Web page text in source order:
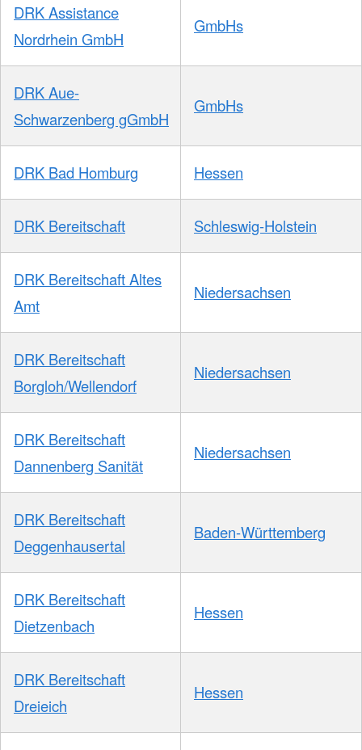
DRK Assistance
Nordrhein GmbH
GmbHs
DRK Aue-
Schwarzenberg gGmbH
GmbHs
DRK Bad Homburg Hessen
DRK Bereitschaft Schleswig-Holstein
DRK Bereitschaft Altes
Amt
Niedersachsen
DRK Bereitschaft
Borgloh/Wellendorf
Niedersachsen
DRK Bereitschaft
Dannenberg Sanität
Niedersachsen
DRK Bereitschaft
Deggenhausertal
Baden-Württemberg
DRK Bereitschaft
Dietzenbach
Hessen
DRK Bereitschaft
Dreieich
Hessen